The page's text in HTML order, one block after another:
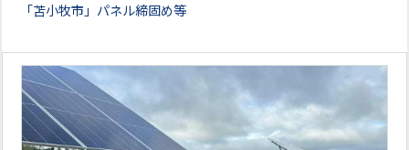
「苫小牧市」パネル締固め等